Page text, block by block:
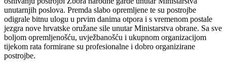
unutarnjih poslova. Premda slabo opremljene te su postrojbe
odigrale bitnu ulogu u prvim danima otpora i s vremenom postale
jezgra nove hrvatske oružane sile unutar Ministarstva obrane. Sa sve
boljom opremljenošću, uvježbanošću i ukupnom organizacijom
tijekom rata formirane su profesionalne i dobro organizirane
postrojbe.